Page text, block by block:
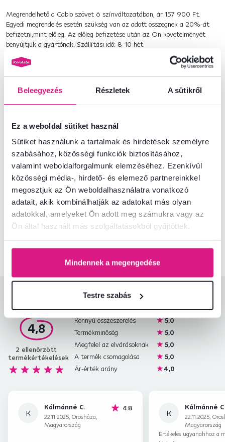
Beleegyezés Részletek A sütikről
Ez a weboldal sütiket használ
Sütiket használunk a tartalmak és hirdetések személyre
szabásához, közösségi funkciók biztosításához,
valamint weboldalforgalmunk elemzéséhez. Ezenkívül
közösségi média-, hirdető- és elemező partnereinkkel
megosztjuk az Ön weboldalhasználatra vonatkozó
adatait, akik kombinálhatják az adatokat más olyan
adatokkal, amelyeket Ön adott meg számukra vagy az
Ön által használt más szolgáltatásokból gyűjtöttek.
Mindennek a megengedése
Testre szabás
Megrendelhető a Cablo szövet 6 színváltozatában, ár 157 900 Ft.
Egyedi megrendelés esetén szükség van az adott összegnek a 20%-át
befizetni,mint előleg. Az előleg befizetése után az Ön követelményét
benyújtjuk a gyártónak. Szállítási idő: 8-10 hét.
Termékszám : 0000186815
Alapparaméterek
Méretek és specifikációk
Csomagolási információk
Nem találta meg a szükséges információkat?
Vegye fel velünk a kapcsolatot, és örömmel adunk tanácsot
Termékértékelések
4,8
2 ellenőrzött
termékértékelések
Könnyű összeszerelés
5,0
Termékminőség
5,0
Megfelel az elvárásoknak
5,0
A termék csomagolása
5,0
Ár-érték arány
4,0
K
Kálmánné C.
22.11.2025, Orosháza,
Magyarország
4.8 K
Kálmánné
22.11.2025,
Magyarország
Értékelés ugyanahhoz a